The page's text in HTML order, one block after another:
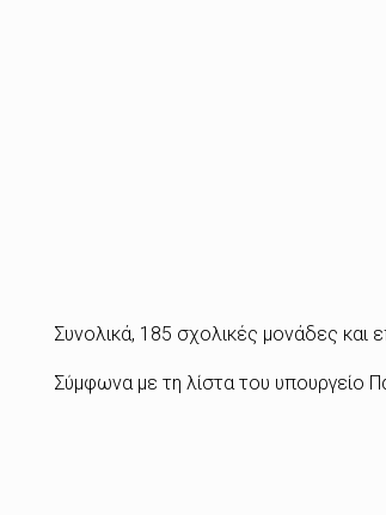
Συνολικά, 185 σχολικές μονάδες και
Σύμφωνα με τη λίστα του υπουργείο